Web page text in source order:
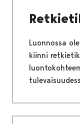
Luonnossa
kiinni